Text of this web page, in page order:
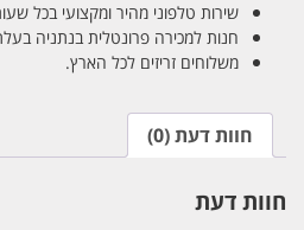
שירות טלפוני מהיר ומקצועי בכל
חנות למכירה פרונטלית בנתניה בעלת ותק
משלוחים זריזים לכל הארץ.
חוות דעת (0)
חוות דעת